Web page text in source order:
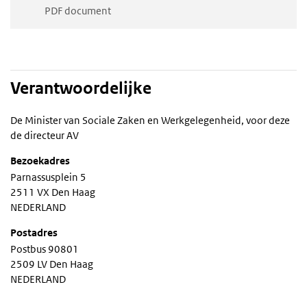
PDF document
Verantwoordelijke
De Minister van Sociale Zaken en Werkgelegenheid, voor deze
de directeur AV
Bezoekadres
Parnassusplein 5
2511 VX Den Haag
NEDERLAND
Postadres
Postbus 90801
2509 LV Den Haag
NEDERLAND